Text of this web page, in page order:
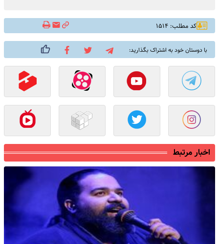
کد مطلب: ۱۵۱۴
با دوستان خود به اشتراک بگذارید:
اخبار مرتبط